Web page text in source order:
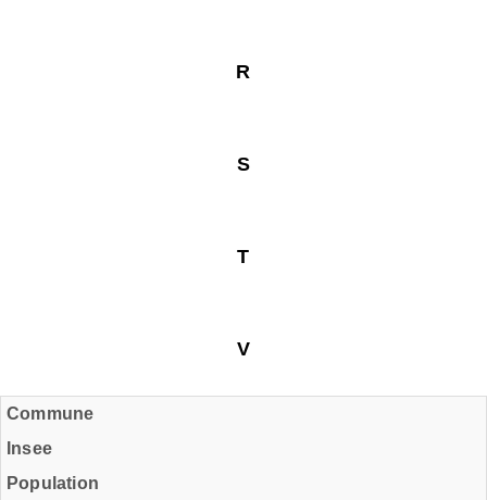
R
S
T
V
Commune
Insee
Population